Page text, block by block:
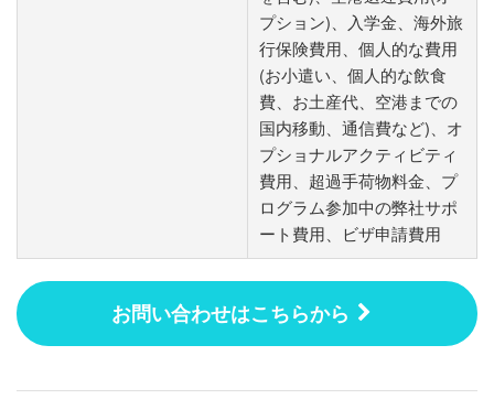
プション)、入学金、海外旅
行保険費用、個人的な費用
(お小遣い、個人的な飲食
費、お土産代、空港までの
国内移動、通信費など)、オ
プショナルアクティビティ
費用、超過手荷物料金、プ
ログラム参加中の弊社サポ
ート費用、ビザ申請費用
お問い合わせはこちらから